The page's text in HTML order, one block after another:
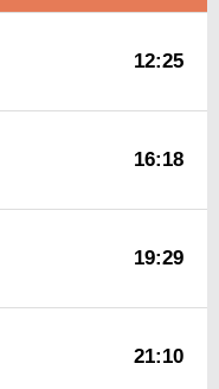
12:25
16:18
19:29
21:10